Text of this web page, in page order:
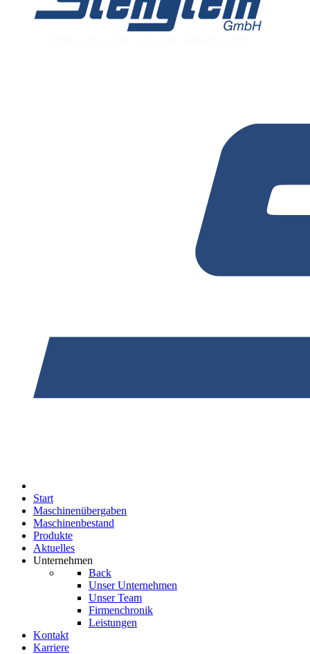
Start
Maschinenübergaben
Maschinenbestand
Produkte
Aktuelles
Unternehmen
Back
Unser Unternehmen
Unser Team
Firmenchronik
Leistungen
Kontakt
Karriere